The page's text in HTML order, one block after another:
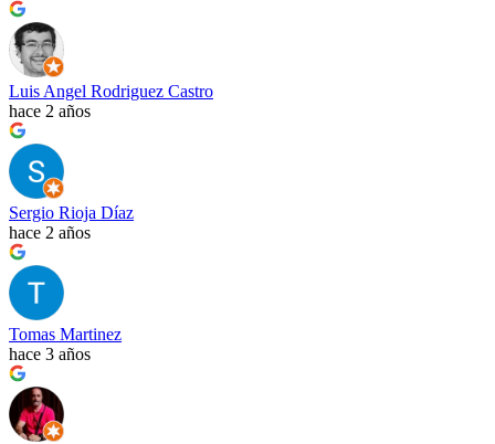
Luis Angel Rodriguez Castro
hace 2 años
Sergio Rioja Díaz
hace 2 años
Tomas Martinez
hace 3 años